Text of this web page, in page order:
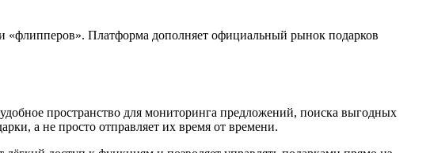
«флипперов». Платформа дополняет официальный рынок подарков
пространство для мониторинга предложений, поиска выгодных
а не просто отправляет их время от времени.